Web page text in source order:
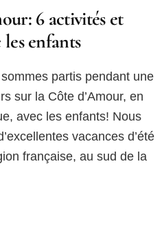
6 activités et
les enfants
partis pendant une
sur la Côte d’Amour, en
avec les enfants! Nous
vacances d’été
française, au sud de la